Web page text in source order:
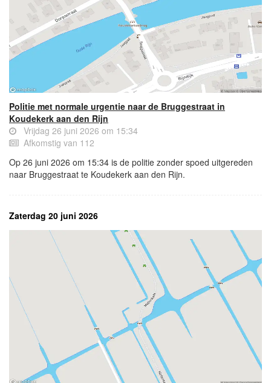
Politie met normale urgentie naar de Bruggestraat in
Koudekerk aan den Rijn
Vrijdag 26 juni 2026 om 15:34
Afkomstig van 112
Op 26 juni 2026 om 15:34 is de politie zonder spoed uitgereden
naar Bruggestraat te Koudekerk aan den Rijn.
Zaterdag 20 juni 2026